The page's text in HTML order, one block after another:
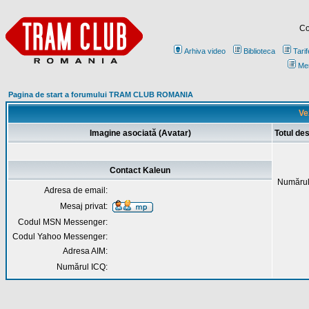
Arhiva video Biblioteca
Pagina de start a forumului TRAM CLUB ROMANIA
Imagine asociată (Avatar) Totul
Contact Kaleun
Adresa de email:
Mesaj privat:
Codul MSN Messenger:
Codul Yahoo Messenger:
Adresa AIM:
Numărul ICQ: